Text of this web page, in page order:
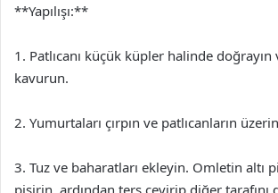
**Yapılışı:**
1. Patlıcanı küçük küpler halinde doğrayın
kavurun.
2. Yumurtaları çırpın ve patlıcanların
3. Tuz ve baharatları ekleyin. Omletin altı
pişirin, ardından ters çevirip diğer tarafını